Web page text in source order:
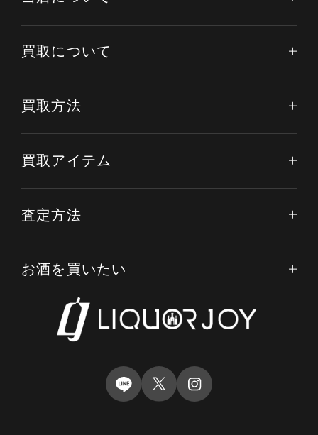
買取について
買取方法
買取アイテム
査定方法
お酒を買いたい